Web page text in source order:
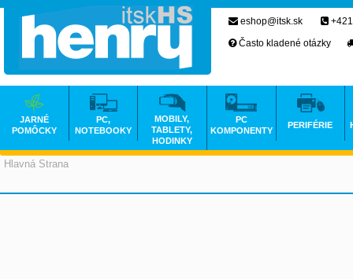
Hlavná Strana
eshop@itsk.sk
Často kladené otázky
JARNÉ
POMÔCKY
PC,
NOTEBOOKY
MOBILY,
TABLETY,
HODINKY
PC
KOMPONENTY
PERIFÉRIE